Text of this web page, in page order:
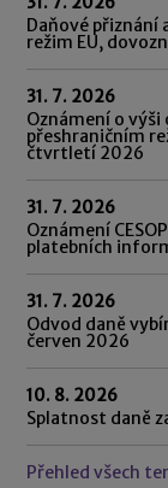
Daňové přiznání
režim EU,
31. 7. 2026
Oznámení o
přeshraničním
čtvrtletí 2026
31. 7. 2026
Oznámení
platebních
31. 7. 2026
Odvod daně
červen 2026
10. 8. 2026
Splatnost daně
Přehled všech